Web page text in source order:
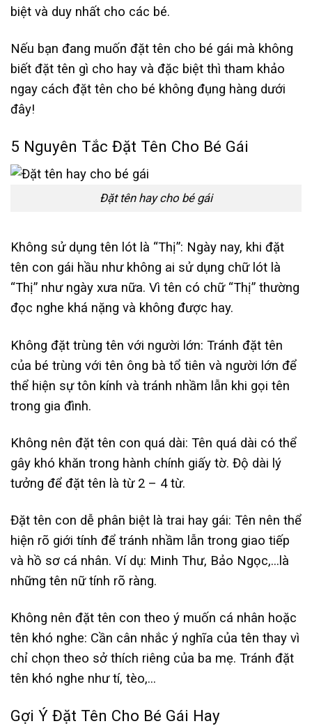
biệt và duy nhất cho các bé.
Nếu bạn đang muốn đặt tên cho bé gái mà không
biết đặt tên gì cho hay và đặc biệt thì tham khảo
ngay cách đặt tên cho bé không đụng hàng dưới
đây!
5 Nguyên Tắc Đặt Tên Cho Bé Gái
Đặt tên hay cho bé gái
Không sử dụng tên lót là “Thị”: Ngày nay, khi đặt
tên con gái hầu như không ai sử dụng chữ lót là
“Thị” như ngày xưa nữa. Vì tên có chữ “Thị” thường
đọc nghe khá nặng và không được hay.
Không đặt trùng tên với người lớn: Tránh đặt tên
của bé trùng với tên ông bà tổ tiên và người lớn để
thể hiện sự tôn kính và tránh nhầm lẫn khi gọi tên
trong gia đình.
Không nên đặt tên con quá dài: Tên quá dài có thể
gây khó khăn trong hành chính giấy tờ. Độ dài lý
tưởng để đặt tên là từ 2 – 4 từ.
Đặt tên con dễ phân biệt là trai hay gái: Tên nên thể
hiện rõ giới tính để tránh nhầm lẫn trong giao tiếp
và hồ sơ cá nhân. Ví dụ: Minh Thư, Bảo Ngọc,…là
những tên nữ tính rõ ràng.
Không nên đặt tên con theo ý muốn cá nhân hoặc
tên khó nghe: Cần cân nhắc ý nghĩa của tên thay vì
chỉ chọn theo sở thích riêng của ba mẹ. Tránh đặt
tên khó nghe như tí, tèo,…
Gợi Ý Đặt Tên Cho Bé Gái Hay